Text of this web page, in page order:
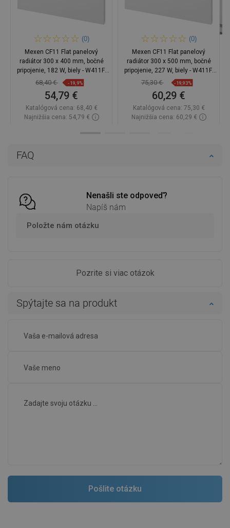
FAQ
Nenašli ste odpoveď?
Napíš nám
Položte nám otázku
Pozrite si viac otázok
Spýtajte sa na produkt
(0)
Mexen CF11 Flat panelový
radiátor 300 x 400 mm, bočné
pripojenie, 182 W, biely - W411F-
030-040-00
68,40 € -19,9%
54,79 €
Katalógová cena: 68,40 €
Najnižšia cena: 54,79 €
(0)
Mexen CF11 Flat panelový
radiátor 300 x 500 mm, bočné
pripojenie, 227 W, biely - W411F-
030-050-00
75,30 € -19,93%
60,29 €
Katalógová cena: 75,30 €
Najnižšia cena: 60,29 €